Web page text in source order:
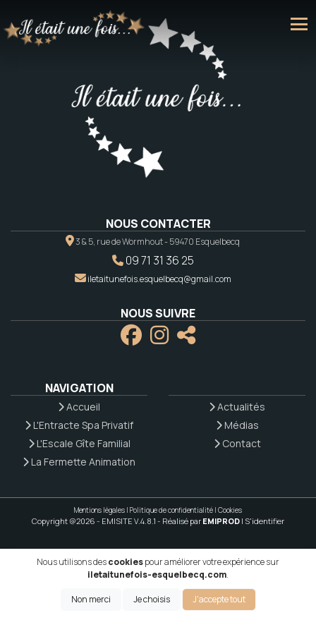
NOUS CONTACTER
3 & 5, rue de Wormhout - 59470 Esquelbecq
09 71 31 36 25
iletaitunefois.esquelbecq@gmail.com
NOUS SUIVRE
NAVIGATION
Accueil
L'Entracte Spa Privatif
L'Escale Gîte Familial
La Fermette Animation
Actualités
Médias
Contact
Mentions légales | Politique de confidentialité | Cookies
Copyright @2026 - EMISITE V.4.8.1 - Réalisé par EMIPROD | S'identifier
Nous utilisons descookiespour améliorer votre expérience sur
iletaitunefois-esquelbecq.com.
Non merci Je choisis J'accepte tout